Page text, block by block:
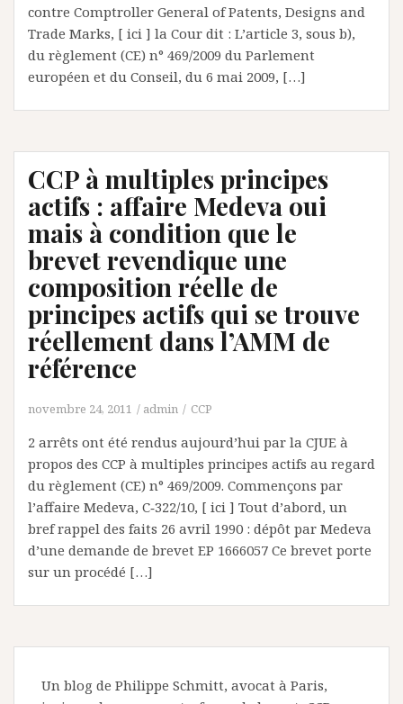
contre Comptroller General of Patents, Designs and
Trade Marks, [ ici ] la Cour dit : L’article 3, sous b),
du règlement (CE) n° 469/2009 du Parlement
européen et du Conseil, du 6 mai 2009, […]
CCP à multiples principes
actifs : affaire Medeva oui
mais à condition que le
brevet revendique une
composition réelle de
principes actifs qui se trouve
réellement dans l’AMM de
référence
novembre 24, 2011 admin CCP
2 arrêts ont été rendus aujourd’hui par la CJUE à
propos des CCP à multiples principes actifs au regard
du règlement (CE) n° 469/2009. Commençons par
l’affaire Medeva, C‑322/10, [ ici ] Tout d’abord, un
bref rappel des faits 26 avril 1990 : dépôt par Medeva
d’une demande de brevet EP 1666057 Ce brevet porte
sur un procédé […]
Un blog de Philippe Schmitt, avocat à Paris,